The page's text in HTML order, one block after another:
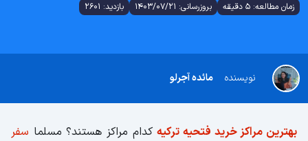
زمان مطالعه: 5 دقیقه بروزرسانی: 1403/07/21 بازدید: 2601
مائده آجرلو نویسنده
بهترین مراکز خرید فتحیه ترکیهکدام مراکز هستند؟ مسلما سفر